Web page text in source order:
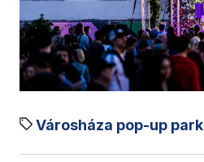
Városháza pop-up park